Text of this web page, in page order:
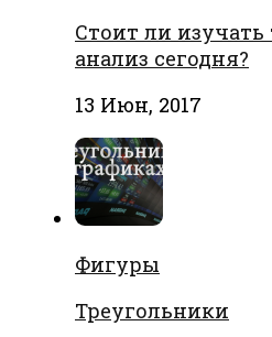
Стоит ли
анализ сегодня?
13 Июн, 2017
Фигуры
Треугольники